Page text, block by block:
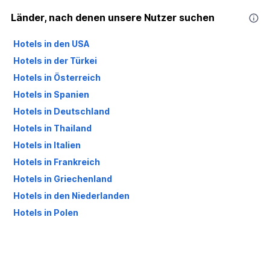
Länder, nach denen unsere Nutzer suchen
Hotels in den USA
Hotels in der Türkei
Hotels in Österreich
Hotels in Spanien
Hotels in Deutschland
Hotels in Thailand
Hotels in Italien
Hotels in Frankreich
Hotels in Griechenland
Hotels in den Niederlanden
Hotels in Polen